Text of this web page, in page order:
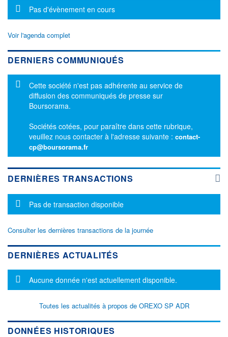
Message d'information
Pas d'évènement en cours
Voir l'agenda complet
DERNIERS COMMUNIQUÉS
Message d'information
Cette société n'est pas adhérente au service de
diffusion des communiqués de presse sur
Boursorama.
Sociétés cotées, pour paraître dans cette rubrique,
veuillez nous contacter à l'adresse suivante : contact-
cp@boursorama.fr
DERNIÈRES TRANSACTIONS
Message d'information
Pas de transaction disponible
Consulter les dernières transactions de la journée
DERNIÈRES ACTUALITÉS
Message d'information
Aucune donnée n'est actuellement disponible.
Toutes les actualités à propos de OREXO SP ADR
DONNÉES HISTORIQUES